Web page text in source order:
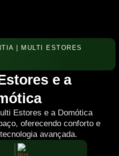
| MULTI ESTORES
e a
Estores e a Domótica
oferecendo conforto e
avançada.